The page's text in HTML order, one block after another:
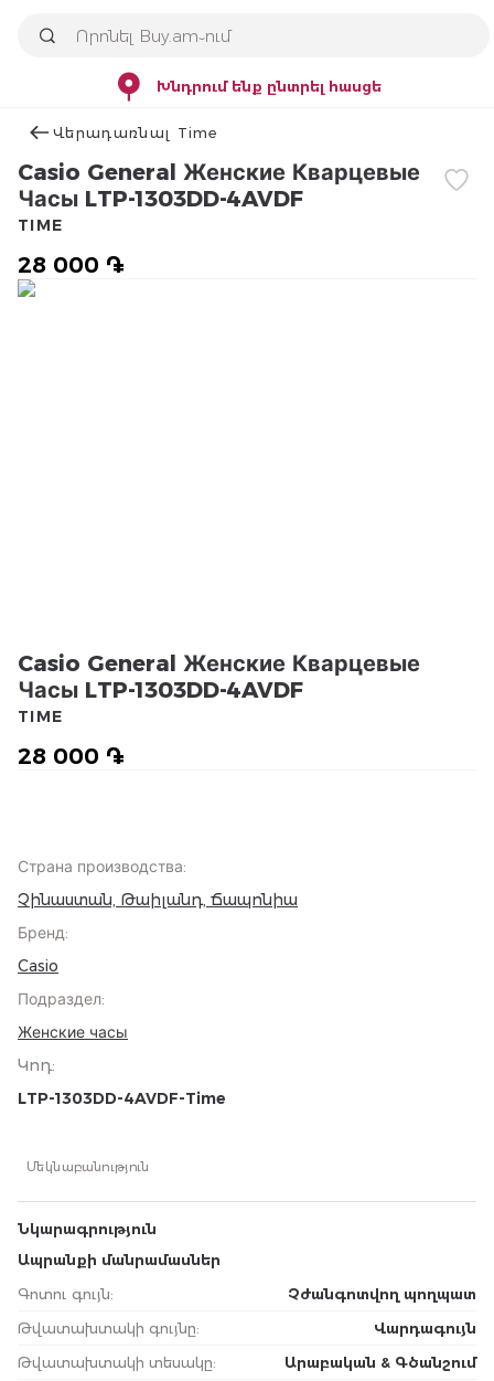
Խնդրում ենք ընտրել հասցե
Վերադառնալ Time
Casio General Женские Кварцевые
Часы LTP-1303DD-4AVDF
28 000 ֏
TIME
Casio General Женские Кварцевые
Часы LTP-1303DD-4AVDF
28 000 ֏
TIME
Страна производства:
Չինաստան, Թաիլանդ, Ճապոնիա
Бренд:
Casio
Подраздел:
Женские часы
Կոդ:
LTP-1303DD-4AVDF-Time
Մեկնաբանություն
Նկարագրություն
Ապրանքի մանրամասներ
Գոտու գույն:
Չժանգոտվող պողպատ
Թվատախտակի գույնը:
Վարդագույն
Թվատախտակի տեսակը:
Արաբական & Գծանշում